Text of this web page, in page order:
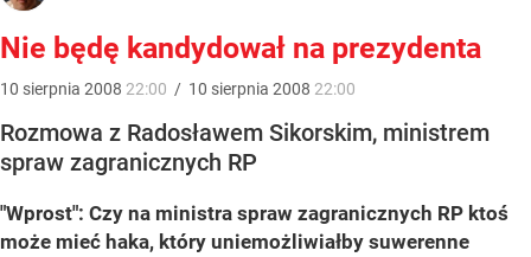
Nie będę kandydował na prezydenta
10 sierpnia 2008 22:00 / 10 sierpnia 2008 22:00
Rozmowa z Radosławem Sikorskim, ministrem
spraw zagranicznych RP
"Wprost": Czy na ministra spraw zagranicznych RP ktoś
może mieć haka, który uniemożliwiałby suwerenne